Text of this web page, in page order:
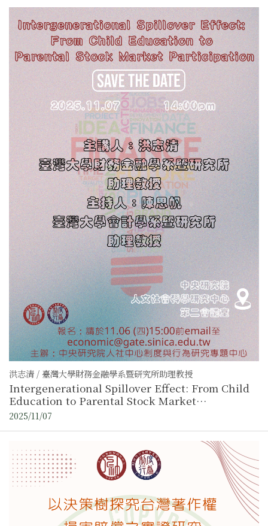
洪志清 / 臺灣大學財務金融學系暨研究所助理教授
Intergenerational Spillover Effect: From Child
Education to Parental Stock Market
Participation
2025/11/07